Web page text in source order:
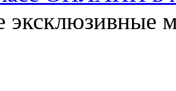
эксклюзивные